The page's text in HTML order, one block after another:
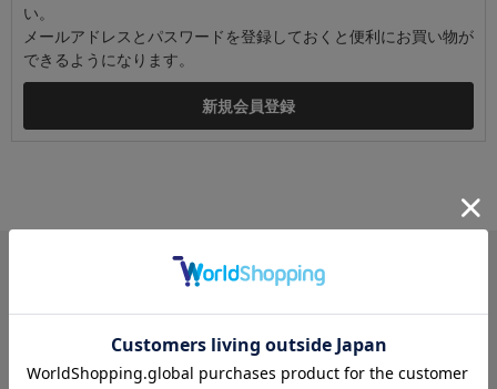
い。
メールアドレスとパスワードを登録しておくと便利にお買い物が
できるようになります。